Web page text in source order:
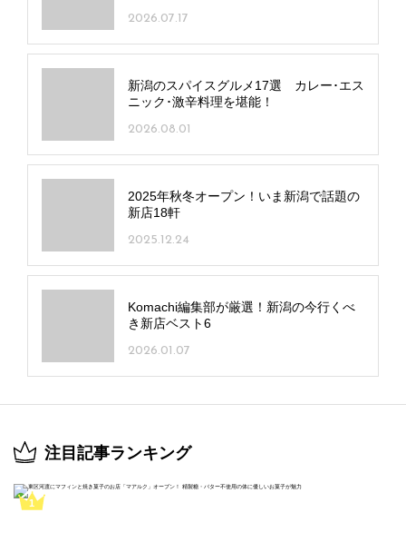
2026.07.17
新潟のスパイスグルメ17選 カレー･エス
ニック･激辛料理を堪能！
2026.08.01
2025年秋冬オープン！いま新潟で話題の
新店18軒
2025.12.24
Komachi編集部が厳選！新潟の今行くべ
き新店ベスト6
2026.01.07
注目記事ランキング